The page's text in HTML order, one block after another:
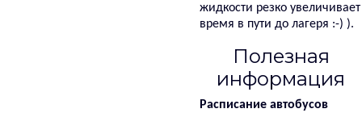
жидкости резко увеличивает
время в пути до лагеря :-) ).
Полезная
информация
Расписание автобусов